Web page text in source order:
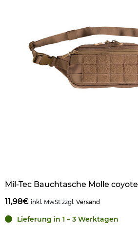
Mil-Tec Bauchtasche Molle coyote
11,98€ inkl. MwSt zzgl. Versand
Lieferung in 1 – 3 Werktagen